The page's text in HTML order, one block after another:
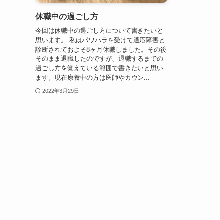
休職中の過ごし方
今回は休職中の過ごし方について書きたいと
思います。 私はパワハラを受けて適応障害と
診断されておよそ8ヶ月休職しました。その後
そのまま退職したのですが、退職するまでの
過ごし方を覚えている範囲で書きたいと思い
ます。現在療養中の方は医師やカウン...
2022年3月29日